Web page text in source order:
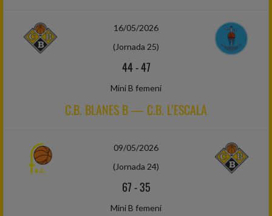
16/05/2026
(Jornada 25)
44-47
Mini B femení
C.B. BLANES B — C.B. L’ESCALA
09/05/2026
(Jornada 24)
67-35
Mini B femení